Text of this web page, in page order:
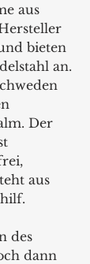
aus
bieten
an.
Der
aus
des
dann